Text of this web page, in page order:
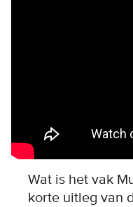
Wat is het vak
korte uitleg van